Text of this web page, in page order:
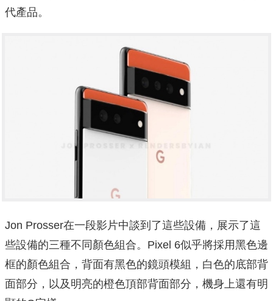
代產品。
Jon Prosser在一段影片中談到了這些設備，展示了這
些設備的三種不同顏色組合。Pixel 6似乎將採用黑色邊
框的顏色組合，背面有黑色的鏡頭模組，白色的底部背
面部分，以及明亮的橙色頂部背面部分，機身上還有明